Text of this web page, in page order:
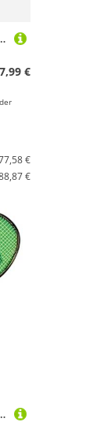
Racket Silber 2
€
€
€
Dunlop Nitro-Star Badminton, Black/Yellow, One Size